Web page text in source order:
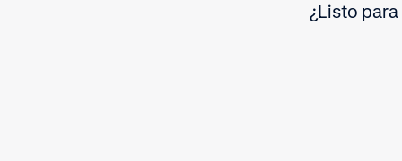
¿Listo